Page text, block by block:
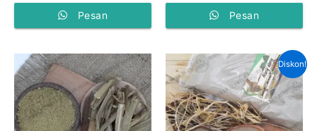
Pesan Pesan
Diskon!
Harga
aslinya
adalah:
Rp60,000.00.
Harga
saat
ini